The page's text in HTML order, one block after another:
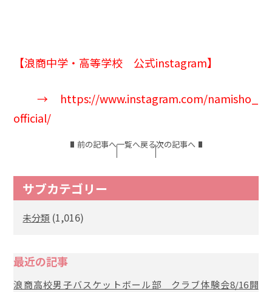
【浪商中学 ・高等学校 公式instagram】
→ https://www.instagram.com/namisho_
official/
前の記事へ一覧へ戻る次の記事へ
サブカテゴリー
未分類 (1,016)
最近の記事
浪商高校男子バスケットボール部 クラブ体験会8/16開